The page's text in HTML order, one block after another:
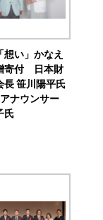
想い」かなえ
寄付 日本財
長 笹川陽平氏
ナウンサー
氏